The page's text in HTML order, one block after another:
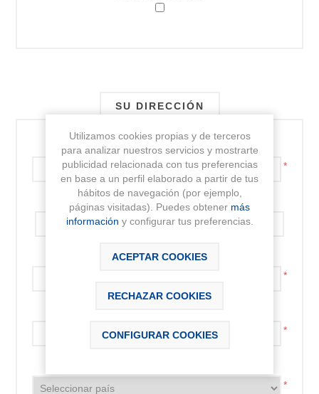
SU DIRECCIÓN
Dirección:
*
Dirección 2:
Código postal:
*
*
*
Utilizamos cookies propias y de terceros
para analizar nuestros servicios y mostrarte
publicidad relacionada con tus preferencias
en base a un perfil elaborado a partir de tus
hábitos de navegación (por ejemplo,
páginas visitadas). Puedes obtener más
información y configurar tus preferencias.
ACEPTAR COOKIES
RECHAZAR COOKIES
CONFIGURAR COOKIES